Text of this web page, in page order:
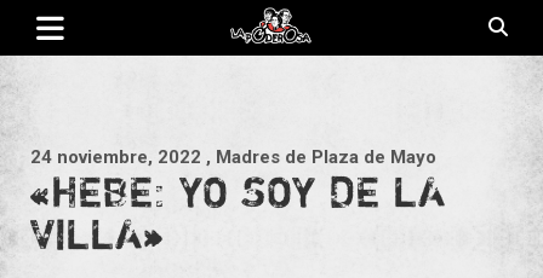
Saltar
contenido
24 noviembre, 2022 , Madres de Plaza de Mayo
«HEBE: YO SOY DE LA
VILLA»